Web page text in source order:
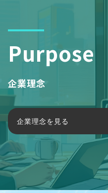
Purpose
企業理念
企業理念を見る